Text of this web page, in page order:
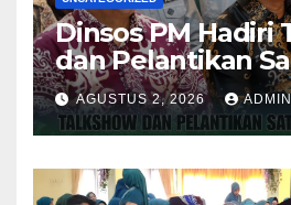
Dinsos PM Hadiri
dan Pelantikan
Pramuka Anti
Tarakan
AGUSTUS 2, 2026